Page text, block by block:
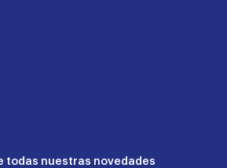
todas nuestras novedades